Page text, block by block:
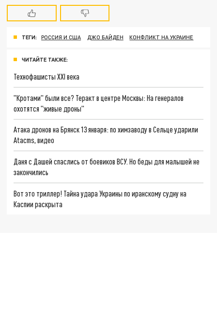
ТЕГИ: РОССИЯ И США ДЖО БАЙДЕН КОНФЛИКТ НА УКРАИНЕ
ЧИТАЙТЕ ТАКЖЕ:
Технофашисты XXI века
"Кротами" были все? Теракт в центре Москвы: На генералов
охотятся "живые дроны"
Атака дронов на Брянск 13 января: по химзаводу в Сельце ударили
Atacms, видео
Даня с Дашей спаслись от боевиков ВСУ. Но беды для малышей не
закончились
Вот это триллер! Тайна удара Украины по иранскому судну на
Каспии раскрыта